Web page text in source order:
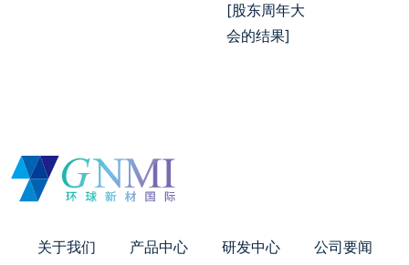
[股东周年大
会的结果]
关于我们 产品中心 研发中心 公司要闻